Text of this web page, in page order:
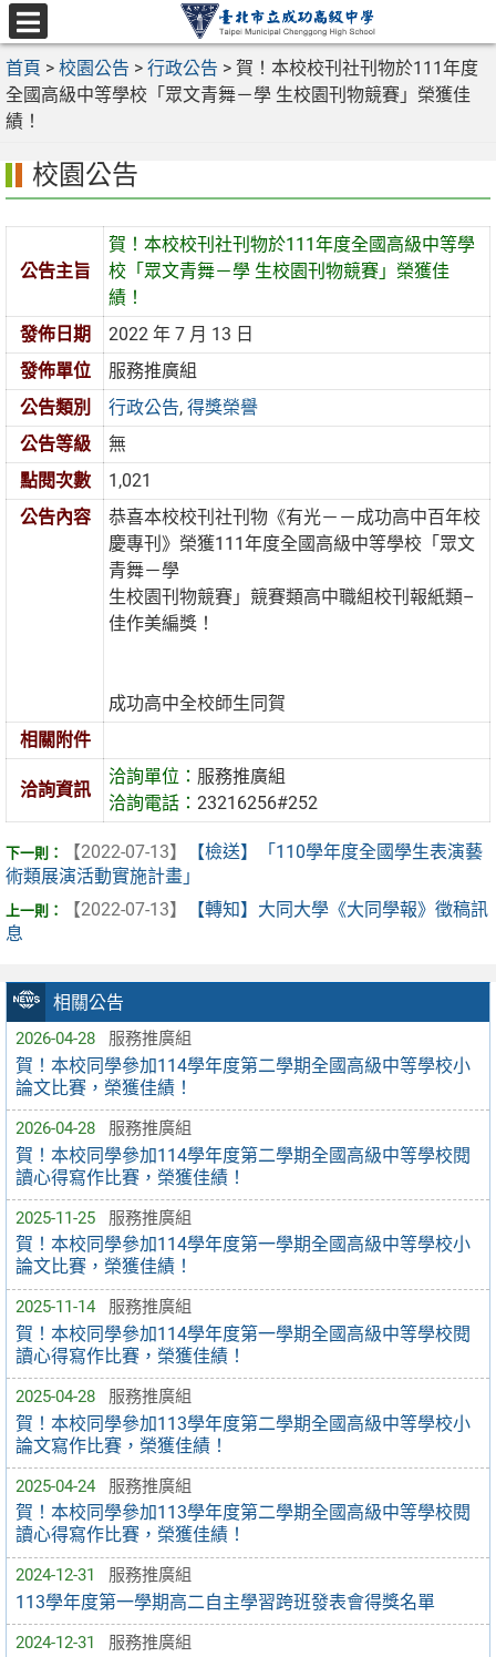
跳
至
主
要
內
選
單
首頁 > 校園公告 > 行政公告 > 賀！本校校刊社刊物於111年度
全國高級中等學校「眾文青舞－學 生校園刊物競賽」榮獲佳
績！
相關公告
2026-04-28 服務推廣組
賀！本校同學參加114學年度第二學期全國高級中等學校小
論文比賽，榮獲佳績！
2026-04-28 服務推廣組
賀！本校同學參加114學年度第二學期全國高級中等學校閱
讀心得寫作比賽，榮獲佳績！
2025-11-25 服務推廣組
賀！本校同學參加114學年度第一學期全國高級中等學校小
論文比賽，榮獲佳績！
2025-11-14 服務推廣組
賀！本校同學參加114學年度第一學期全國高級中等學校閱
讀心得寫作比賽，榮獲佳績！
2025-04-28 服務推廣組
賀！本校同學參加113學年度第二學期全國高級中等學校小
論文寫作比賽，榮獲佳績！
2025-04-24 服務推廣組
賀！本校同學參加113學年度第二學期全國高級中等學校閱
讀心得寫作比賽，榮獲佳績！
2024-12-31 服務推廣組
113學年度第一學期高二自主學習跨班發表會得獎名單
2024-12-31 服務推廣組
校園公告
公告主旨
賀！本校校刊社刊物於111年度全國高級中等學
校「眾文青舞－學 生校園刊物競賽」榮獲佳
績！
發佈日期
2022 年 7 月 13 日
發佈單位
服務推廣組
公告類別
行政公告,得獎榮譽
公告等級
無
點閱次數
1,021
公告內容
恭喜本校校刊社刊物《有光－－成功高中百年校
慶專刊》榮獲111年度全國高級中等學校「眾文
青舞－學
生校園刊物競賽」競賽類高中職組校刊報紙類–
佳作美編獎！
成功高中全校師生同賀
相關附件
洽詢資訊
洽詢單位： 服務推廣組
洽詢電話：23216256#252
【2022-07-13】
【檢送】「110學年度全國學生表演藝
術類展演活動實施計畫」
【2022-07-13】
【轉知】大同大學《大同學報》徵稿訊
息